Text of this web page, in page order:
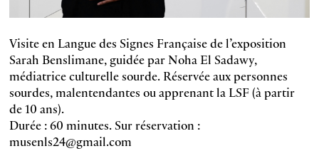
Visite en Langue des Signes Française de l’exposition
Sarah Benslimane, guidée par Noha El Sadawy,
médiatrice culturelle sourde. Réservée aux personnes
sourdes, malentendantes ou apprenant la LSF (à partir
de 10 ans).
Durée : 60 minutes. Sur réservation :
musenls24@gmail.com